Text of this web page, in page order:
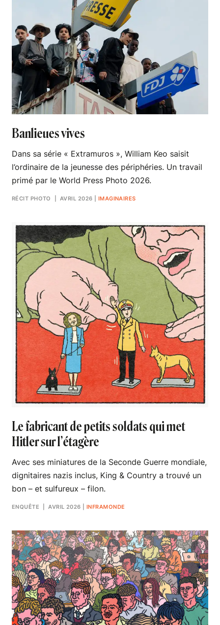
Banlieues vives
Dans sa série « Extramuros », William Keo saisit
l’ordinaire de la jeunesse des périphéries. Un travail
primé par le World Press Photo 2026.
RÉCIT PHOTO | AVRIL 2026 IMAGINAIRES
Le fabricant de petits soldats qui met
Hitler sur l’étagère
Avec ses miniatures de la Seconde Guerre mondiale,
dignitaires nazis inclus, King & Country a trouvé un
bon – et sulfureux – filon.
ENQUÊTE | AVRIL 2026 |INFRAMONDE